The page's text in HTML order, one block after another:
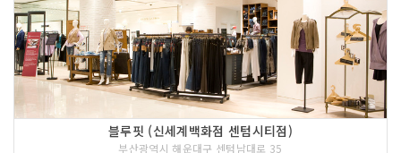
블루핏 (신세계백화점 센텀시티점)
부산광역시 해운대구 센텀남대로 35